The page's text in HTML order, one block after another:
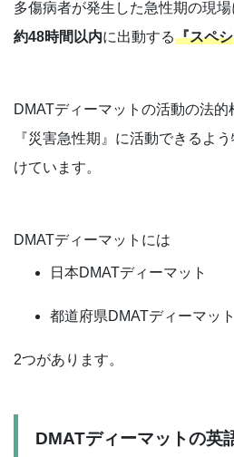
多傷病者が発生した急性期の現場
約48時間以内に出動する『スペ
DMATディーマットの活動の法
『災害急性期』に活動できるよ
けています。
DMATディーマットには
日本DMATディーマット
都道府県DMATディーマット
2つがあります。
DMATディーマットの英